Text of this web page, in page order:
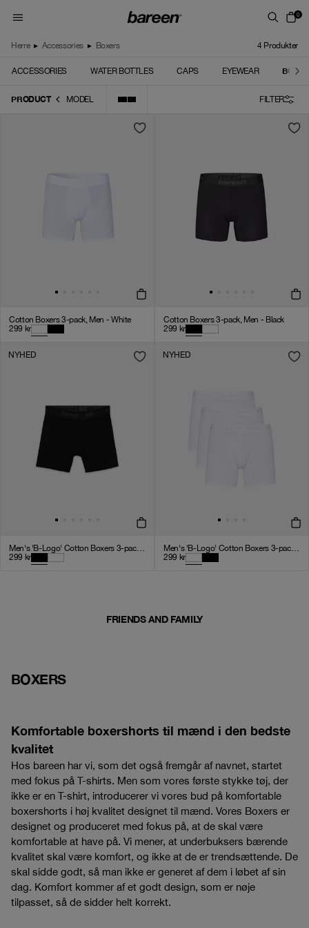
0
Herre ▸ Accessories ▸ Boxers 4 Produkter
ACCESSORIES WATER BOTTLES CAPS EYEWEAR
PRODUCT MODEL FILTER
Cotton Boxers 3-pack, Men - White
299 kr
Cotton Boxers 3-pack, Men - Black
299 kr
NYHED
Men's 'B-Logo' Cotton Boxers 3-pack - Black
299 kr
NYHED
Men's 'B-Logo' Cotton Boxers 3-pack - White
299 kr
FRIENDS AND FAMILY
BOXERS
Komfortable boxershorts til mænd i den bedste
kvalitet
Hos bareen har vi, som det også fremgår af navnet, startet
med fokus på T-shirts. Men som vores første stykke tøj, der
ikke er en T-shirt, introducerer vi vores bud på komfortable
boxershorts i høj kvalitet designet til mænd. Vores Boxers er
designet og produceret med fokus på, at de skal være
komfortable at have på. Vi mener, at underbuksers bærende
kvalitet skal være komfort, og ikke at de er trendsættende. De
skal sidde godt, så man ikke er generet af dem i løbet af sin
dag. Komfort kommer af et godt design, som er nøje
tilpasset, så de sidder helt korrekt.